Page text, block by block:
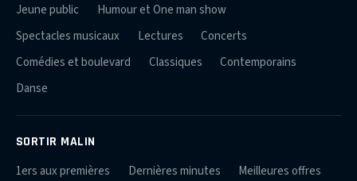
Jeune public
Humour et One man show
Spectacles musicaux
Lectures
Concerts
Comédies et boulevard
Classiques
Contemporains
Danse
SORTIR MALIN
1ers aux premières Dernières minutes
Meilleures offres